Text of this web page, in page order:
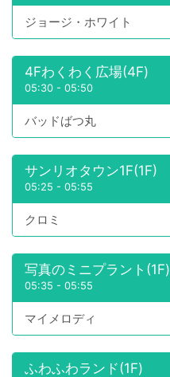
ジョージ・ホワイト
4Fわくわく広場(4F)
05:30 - 05:50
バッドばつ丸
サンリオタウン1F(1F)
05:25 - 05:55
クロミ
写真のミニプラント(1F)
05:35 - 05:55
マイメロディ
ふわふわランド(1F)